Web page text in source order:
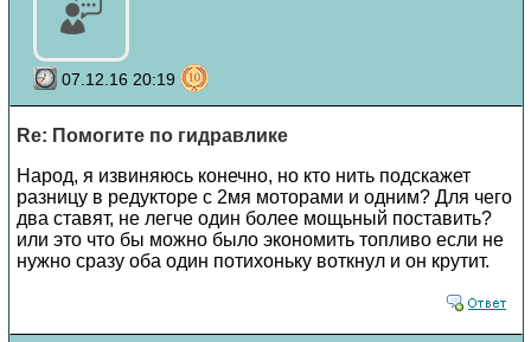
07.12.16 20:19
Re: Помогите по гидравлике
Народ, я извиняюсь конечно, но кто нить подскажет
разницу в редукторе с 2мя моторами и одним? Для чего
два ставят, не легче один более мощьный поставить?
или это что бы можно было экономить топливо если не
нужно сразу оба один потихоньку воткнул и он крутит.